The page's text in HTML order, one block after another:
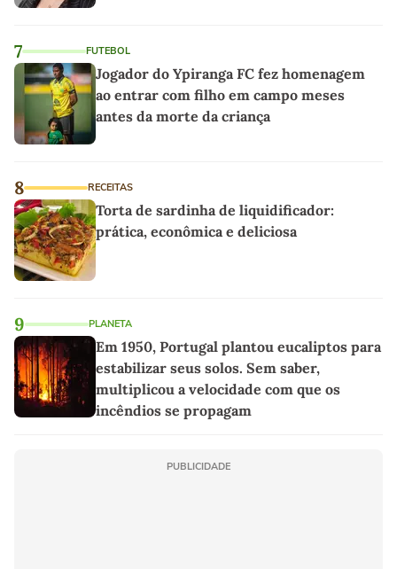
7 FUTEBOL
Jogador do Ypiranga FC fez homenagem
ao entrar com filho em campo meses
antes da morte da criança
8 RECEITAS
Torta de sardinha de liquidificador:
prática, econômica e deliciosa
9 PLANETA
Em 1950, Portugal plantou eucaliptos para
estabilizar seus solos. Sem saber,
multiplicou a velocidade com que os
incêndios se propagam
PUBLICIDADE